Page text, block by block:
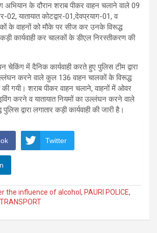
के दौरान शराब पीकर वाहन चलाने वाले 09
02, यातायात कोटद्वार-01,देवप्रयाग-01, व
के वाहनों को मौके पर सीज कर उनके विरूद्ध
कार्यवाही कर चालकों के डीएल निरस्तीकरण की
में दैनिक कार्यवाही करते हुए पुलिस टीम द्वारा
करने वाले कुल 136 वाहन चालकों के विरूद्ध
की गयी। शराब पीकर वाहन चलाने, वाहनों में ओवर
करने व यातायात नियमों का उल्लंघन करने वाले
द्वारा लगातार कड़ी कार्यवाही की जारी है।
Twitter
the influence of alcohol , PAURI POLICE,
TRANSPORT